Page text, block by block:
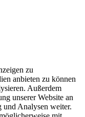
zu
anbieten zu können
Außerdem
unserer Website an
und Analysen weiter.